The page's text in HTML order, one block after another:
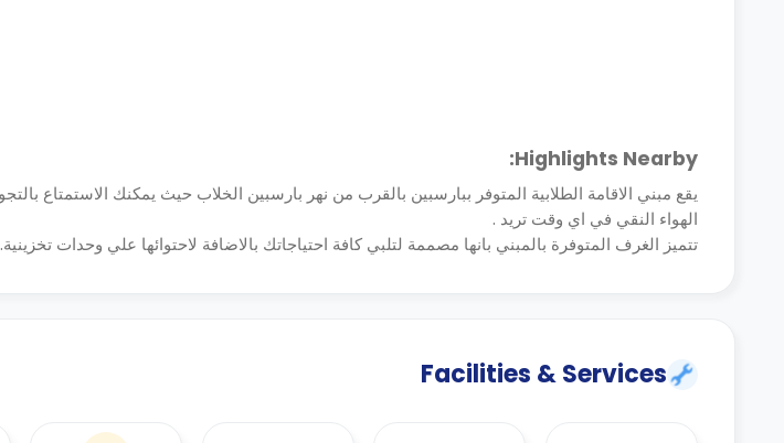
Highlights Nearby:
يقع مبني الاقامة الطلابية المتوفر ببارسبين بالقرب من نهر بارسبين الخلاب حيث يمكنك الاستمتاع
الهواء النقي في اي وقت تريد .
تتميز الغرف المتوفرة بالمبني بانها مصممة لتلبي كافة احتياجاتك بالاضافة لاحتوائها علي وحدات
Facilities & Services